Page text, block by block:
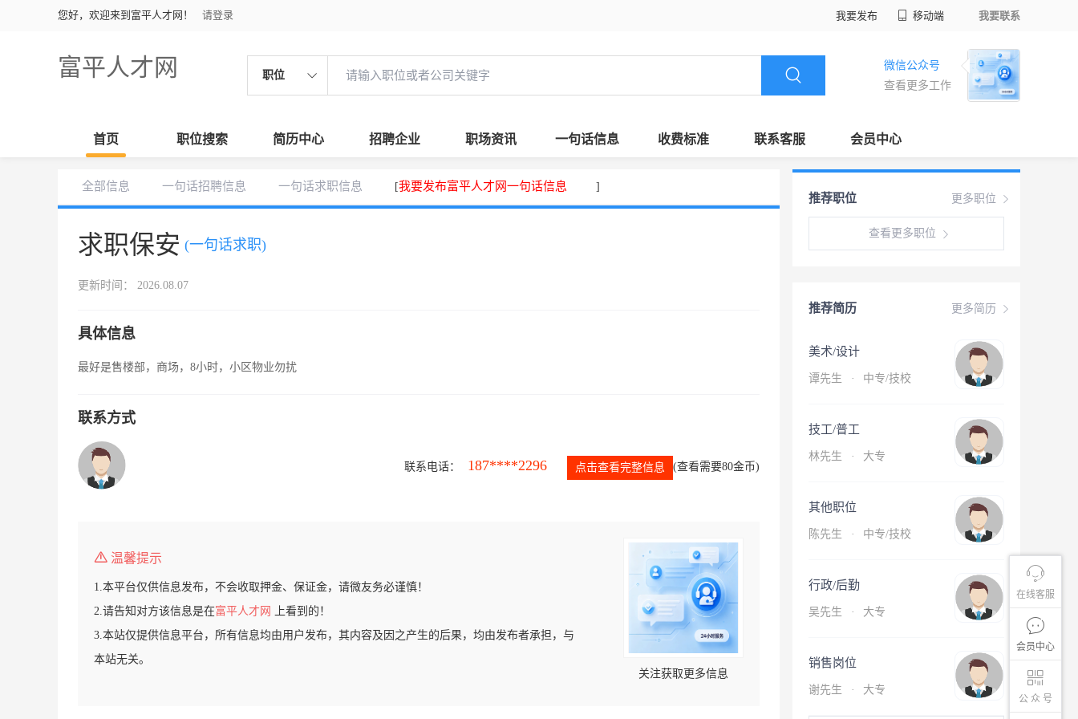
您好，欢迎来到富平人才网！ 请登录 我要发布 移动端 我要联系
富平人才网 职位
微信公众号
查看更多工作
首页 职位搜索 简历中心 招聘企业 职场资讯 一句话信息 收费标准 联系客服 会员中心
在线客服
会员中心
公 众 号
全部信息 一句话招聘信息 一句话求职信息 [我要发布富平人才网一句话信息 ]
求职保安 (一句话求职)
更新时间： 2026.08.07
具体信息
最好是售楼部，商场，8小时，小区物业勿扰
联系方式
联系电话： 187****2296 点击查看完整信息 (查看需要80金币)
温馨提示
1.本平台仅供信息发布，不会收取押金、保证金，请微友务必谨慎！
2.请告知对方该信息是在富平人才网
上看到的！
3.本站仅提供信息平台，所有信息均由用户发布，其内容及因之产生的后果，均由发布者承担，与
本站无关。
关注获取更多信息
更多职位
推荐职位
查看更多职位
更多简历
推荐简历
美术/设计
谭先生 · 中专/技校
技工/普工
林先生 · 大专
其他职位
陈先生 · 中专/技校
行政/后勤
吴先生 · 大专
销售岗位
谢先生 · 大专